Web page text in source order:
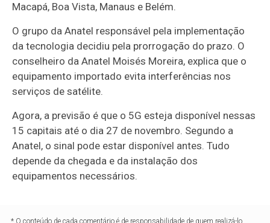
Macapá, Boa Vista, Manaus e Belém.
O grupo da Anatel responsável pela implementação
da tecnologia decidiu pela prorrogação do prazo. O
conselheiro da Anatel Moisés Moreira, explica que o
equipamento importado evita interferências nos
serviços de satélite.
Agora, a previsão é que o 5G esteja disponível nessas
15 capitais até o dia 27 de novembro. Segundo a
Anatel, o sinal pode estar disponível antes. Tudo
depende da chegada e da instalação dos
equipamentos necessários.